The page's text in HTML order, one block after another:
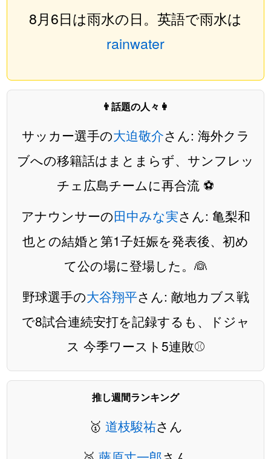
8月6日は雨水の日。英語で雨水は
rainwater
👨話題の人々👩
サッカー選手の大迫敬介さん: 海外クラ
ブへの移籍話はまとまらず、サンフレッ
チェ広島チームに再合流 ⚽️
アナウンサーの田中みな実さん: 亀梨和
也との結婚と第1子妊娠を発表後、初め
て公の場に登場した。👰
野球選手の大谷翔平さん: 敵地カブス戦
で8試合連続安打を記録するも、ドジャ
ス 今季ワースト5連敗⚾️
推し週間ランキング
🥇 道枝駿祐さん